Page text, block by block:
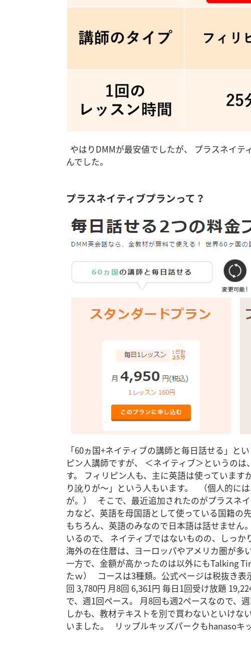
やはりDMMが最安値でしたが、 プラスネイ
んでした。
プラスネイティブプランって？
「60ヵ国+ネイティブの講師と毎日話せる」と
ピン人講師ですが、 ＜ネイティブ＞というの
す。 フィリピン人も、主に英語は使っていま
り訛りが～」という人もいます。 （個人的に
が。） そこで、最近追加されたのがプラスネ
カなど、英語を母国語として使っている国籍の
もちろん、英語のみなので日本語は話せませ
いるので、 ネイティブではないものの、しっか
海外の在住暦は、ヨーロッパやアメリカ圏が多
一方で、金額が高かったのは以外にもTalking
たｗ） コースは3種類。公式ページは税抜き表
回 3,780円 月8回 6,361円 毎日1回受け放題
で、週1回ペース。 月8回も週2ペースなので、
しかも、教材テキストを別で買わないといけな
いました。 リップルキッズパークもhanasoキ